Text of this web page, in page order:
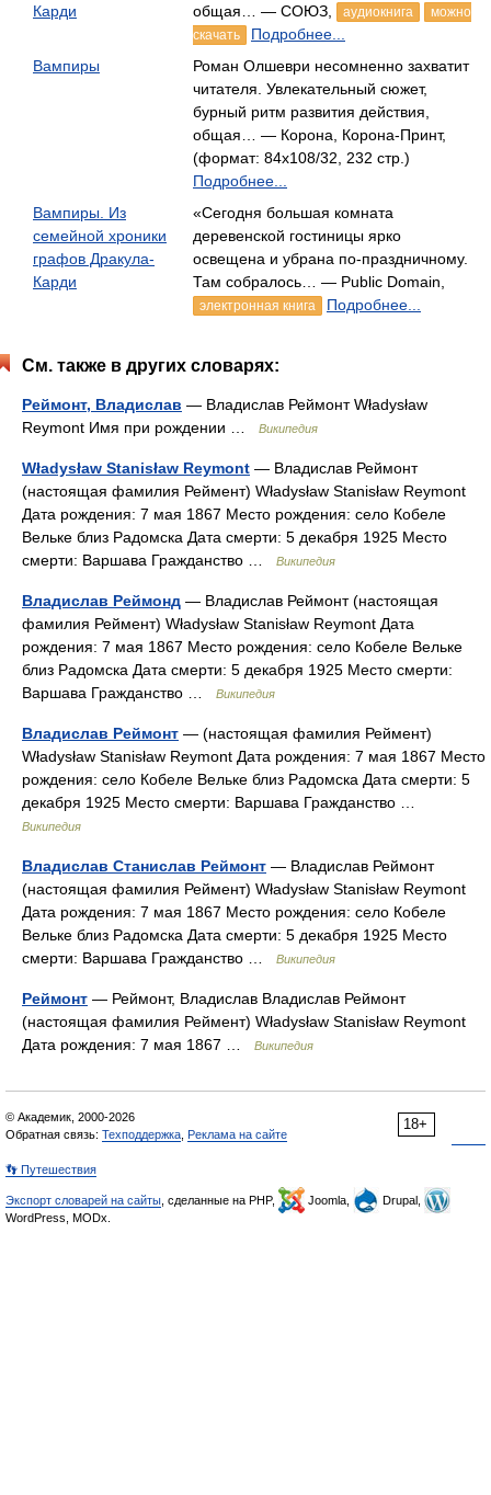
Карди
общая… — СОЮЗ,
аудиокнига
можно
скачать
Подробнее...
Вампиры
Роман Олшеври несомненно захватит
читателя. Увлекательный сюжет,
бурный ритм развития действия,
общая… — Корона, Корона-Принт,
(формат: 84x108/32, 232 стр.)
Подробнее...
Вампиры. Из
семейной хроники
графов Дракула-
Карди
«Сегодня большая комната
деревенской гостиницы ярко
освещена и убрана по-праздничному.
Там собралось… — Public Domain,
электронная книга Подробнее...
См. также в других словарях:
Реймонт, Владислав — Владислав Реймонт Władysław
Reymont Имя при рождении …
Википедия
Władysław Stanisław Reymont — Владислав Реймонт
(настоящая фамилия Реймент) Władysław Stanisław Reymont
Дата рождения: 7 мая 1867 Место рождения: село Кобеле
Вельке близ Радомска Дата смерти: 5 декабря 1925 Место
смерти: Варшава Гражданство …
Википедия
Владислав Реймонд — Владислав Реймонт (настоящая
фамилия Реймент) Władysław Stanisław Reymont Дата
рождения: 7 мая 1867 Место рождения: село Кобеле Вельке
близ Радомска Дата смерти: 5 декабря 1925 Место смерти:
Варшава Гражданство …
Википедия
Владислав Реймонт — (настоящая фамилия Реймент)
Władysław Stanisław Reymont Дата рождения: 7 мая 1867 Место
рождения: село Кобеле Вельке близ Радомска Дата смерти: 5
декабря 1925 Место смерти: Варшава Гражданство …
Википедия
Владислав Станислав Реймонт — Владислав Реймонт
(настоящая фамилия Реймент) Władysław Stanisław Reymont
Дата рождения: 7 мая 1867 Место рождения: село Кобеле
Вельке близ Радомска Дата смерти: 5 декабря 1925 Место
смерти: Варшава Гражданство …
Википедия
Реймонт — Реймонт, Владислав Владислав Реймонт
(настоящая фамилия Реймент) Władysław Stanisław Reymont
Дата рождения: 7 мая 1867 …
Википедия
18+
© Академик, 2000-2026
Обратная связь: Техподдержка Реклама на сайте
👣 Путешествия
Экспорт словарей на сайты , сделанные на PHP, Joomla,
Drupal,
WordPress, MODx.